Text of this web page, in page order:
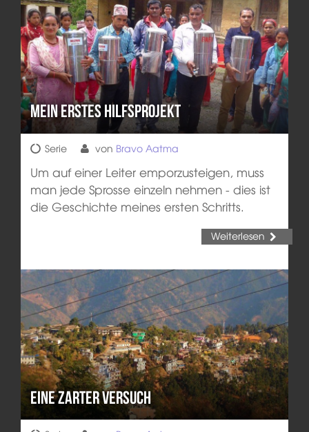
Mein erstes Hilfsprojekt
Serie von Bravo Aatma
Um auf einer Leiter emporzusteigen, muss
man jede Sprosse einzeln nehmen - dies ist
die Geschichte meines ersten Schritts.
Weiterlesen
Eine zarter Versuch